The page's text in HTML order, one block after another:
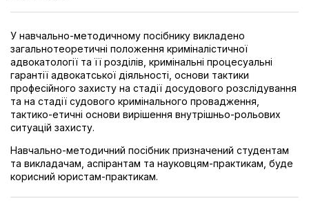
У навчально-методичному посібнику викладено
загальнотеоретичні положення криміналістичної
адвокатології та її розділів, кримінальні процесуальні
гарантії адвокатської діяльності, основи тактики
професійного захисту на стадії досудового розслідування
та на стадії судового кримінального провадження,
тактико-етичні основи вирішення внутрішньо-рольових
ситуацій захисту.
Навчально-методичний посібник призначений студентам
та викладачам, аспірантам та науковцям-практикам, буде
корисний юристам-практикам.